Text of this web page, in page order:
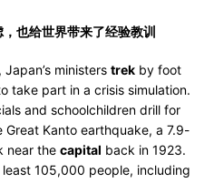
也给世界带来了经验教训
ministers trek by foot
take part in a crisis simulation.
and schoolchildren drill for
Great Kanto earthquake, a 7.9-
near the capital back in 1923.
105,000 people, including